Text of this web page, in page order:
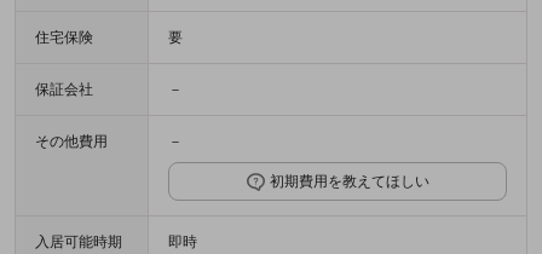
住宅保険 要
保証会社 －
その他費用 －
初期費用を教えてほしい
入居可能時期 即時